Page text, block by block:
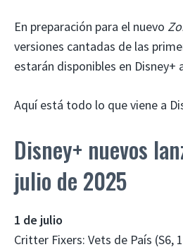
En preparación para el nuevo
versiones cantadas de las
estarán disponibles en Disney+
Aquí está todo lo que viene a
Disney+ nuevos
julio de 2025
1 de julio
Critter Fixers: Vets de País (S6,